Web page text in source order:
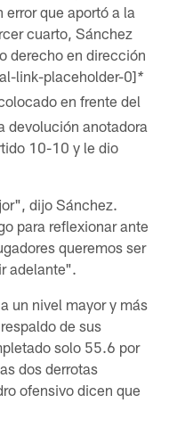
que aportó a la
cuarto, Sánchez
derecho en dirección
*
en frente del
devolución anotadora
10-10 y le dio
dijo Sánchez.
para reflexionar ante
queremos ser
adelante".
un nivel mayor y más
de sus
solo 55.6 por
dos derrotas
ofensivo dicen que